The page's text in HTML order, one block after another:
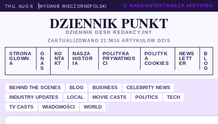
THU, AUG 6 WYDANIE WIECZORNEPOLSKI O NASKONTAKTNASZA HISTORIA
DZIENNIK PUNKT
DZIENNIK DESK REDAKCYJNY
ZAKTUALIZOWANO 21:5616 ARTYKULOW DZIS
STRONA
GLOWN
A
O
N
A
S
KO
NTA
KT
NASZA
HISTOR
IA
POLITYKA
PRYWATNOS
CI
POLITYK
A
COOKIES
NEWS
LETT
ER
B
L
O
G
BEHIND THE SCENES BLOG BUSINESS
CELEBRITY NEWS
INDUSTRY UPDATES
LOCAL MOVIE CASTS POLITICS
TECH
TV CASTS
WIADOMOŚCI WORLD